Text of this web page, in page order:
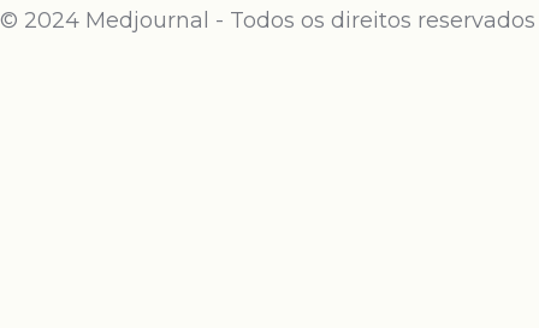
© 2024 Medjournal - Todos os direitos reservados